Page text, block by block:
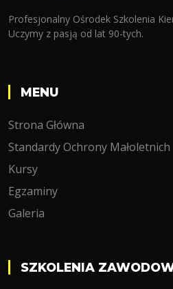
Profesjonalny Ośrodek Szkolenia
Uczymy z pasją od lat 90-tych.
MENU
Strona Główna
Standardy Ochrony Małoletnich
Kursy
Egzaminy
Galeria
SZKOLENIA